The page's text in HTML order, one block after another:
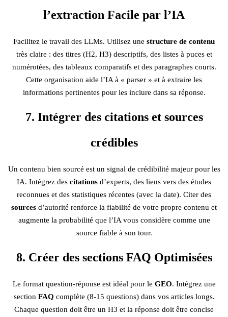
l’extraction Facile par l’IA
Facilitez le travail des LLMs. Utilisez une structure de contenu
très claire : des titres (H2, H3) descriptifs, des listes à puces et
numérotées, des tableaux comparatifs et des paragraphes courts.
Cette organisation aide l’IA à « parser » et à extraire les
informations pertinentes pour les inclure dans sa réponse.
7. Intégrer des citations et sources
crédibles
Un contenu bien sourcé est un signal de crédibilité majeur pour les
IA. Intégrez des citations d’experts, des liens vers des études
reconnues et des statistiques récentes (avec la date). Citer des
sources d’autorité renforce la fiabilité de votre propre contenu et
augmente la probabilité que l’IA vous considère comme une
source fiable à son tour.
8. Créer des sections FAQ Optimisées
Le format question-réponse est idéal pour le GEO. Intégrez une
section FAQ complète (8-15 questions) dans vos articles longs.
Chaque question doit être un H3 et la réponse doit être concise